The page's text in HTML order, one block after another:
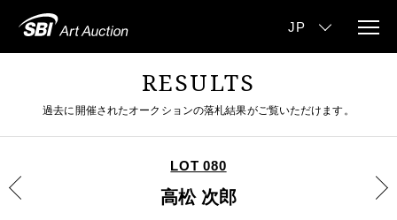
RESULTS
過去に開催されたオークションの落札結果がご覧いただけます。
LOT 080
高松 次郎